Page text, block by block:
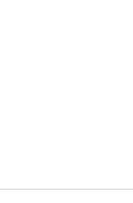
LA MASSANA